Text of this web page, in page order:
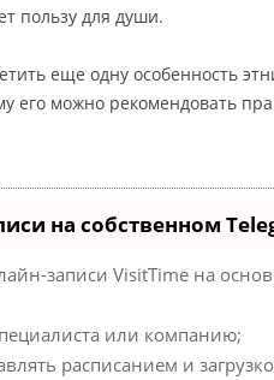
пользу для души.
еще одну особенность
его можно рекомендовать
на собственном
записи VisitTime на
или компанию;
расписанием и